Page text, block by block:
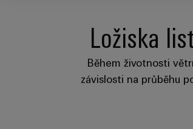
Ložiska
Během životnosti
závislosti na průběhu